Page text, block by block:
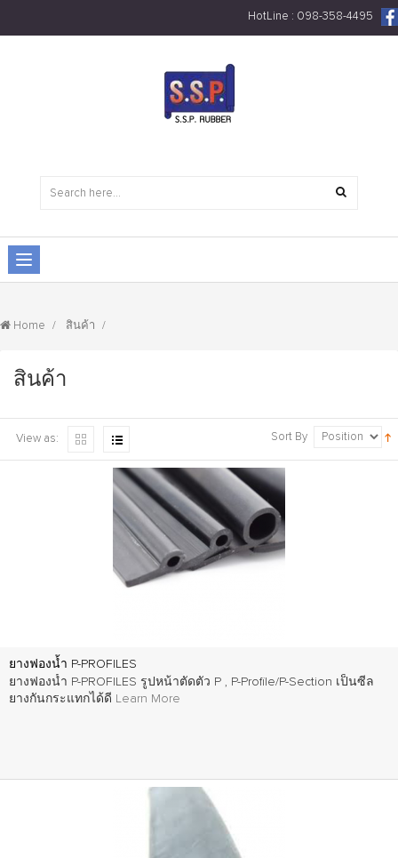
HotLine : 098-358-4495
Home สินค้า
สินค้า
View as: Sort By
ยางฟองน้ำ P-PROFILES
ยางฟองน้ำ P-PROFILES รูปหน้าตัดตัว P , P-Profile/P-Section เป็นซีล
ยางกันกระแทกได้ดี Learn More